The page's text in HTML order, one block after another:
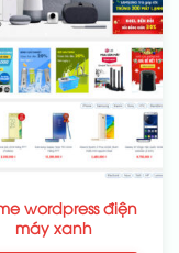
wordpress điện
máy xanh